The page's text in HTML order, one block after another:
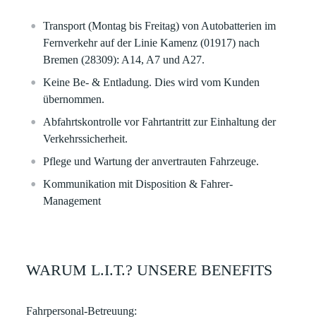
Transport (Montag bis Freitag) von Autobatterien im
Fernverkehr auf der Linie Kamenz (01917) nach
Bremen (28309): A14, A7 und A27.
Keine Be- & Entladung. Dies wird vom Kunden
übernommen.
Abfahrtskontrolle vor Fahrtantritt zur Einhaltung der
Verkehrssicherheit.
Pflege und Wartung der anvertrauten Fahrzeuge.
Kommunikation mit Disposition & Fahrer-
Management
WARUM L.I.T.? UNSERE BENEFITS
Fahrpersonal-Betreuung: